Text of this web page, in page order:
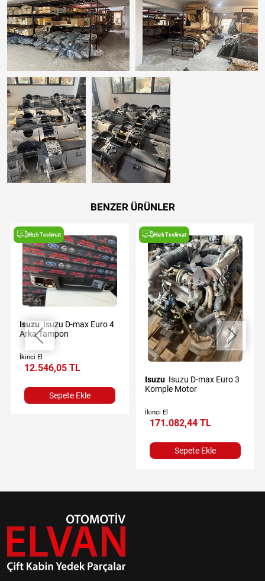
BENZER ÜRÜNLER
Hızlı Teslimat
Isuzu
Arka Tampon
İkinci El
12.546,05 TL
Sepete Ekle
Hızlı Teslimat
Isuzu
Komple Motor
İkinci El
171.082,44 TL
Sepete Ekle